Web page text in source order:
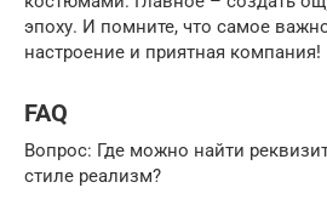
эпоху. И помните, что самое
настроение и приятная компания!
FAQ
Вопрос: Где можно найти
стиле реализм?